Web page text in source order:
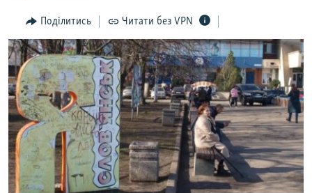
пошукуІНТЕРВ'Ю
ВСЕ ЗА ДЕНЬ
СПЕЦПРОЕКТИ
ДЕПОРТАЦІЯ
ВІДЕОУРОКИ «ELIFBE»
СВІДЧЕННЯ ОКУПАЦІЇ
УКРАЇНСЬКА ПРОБЛЕМА КРИМУ
ЯК ОБІЙТИ БЛОКУВАННЯ
Русский
Qırımtatar
Поділитись Читати без VPN